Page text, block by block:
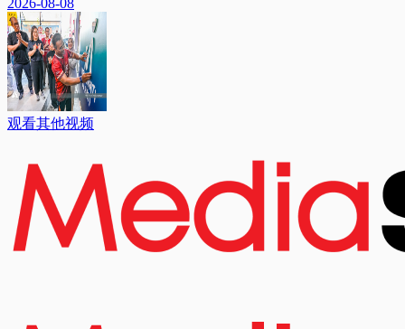
观看其他视频